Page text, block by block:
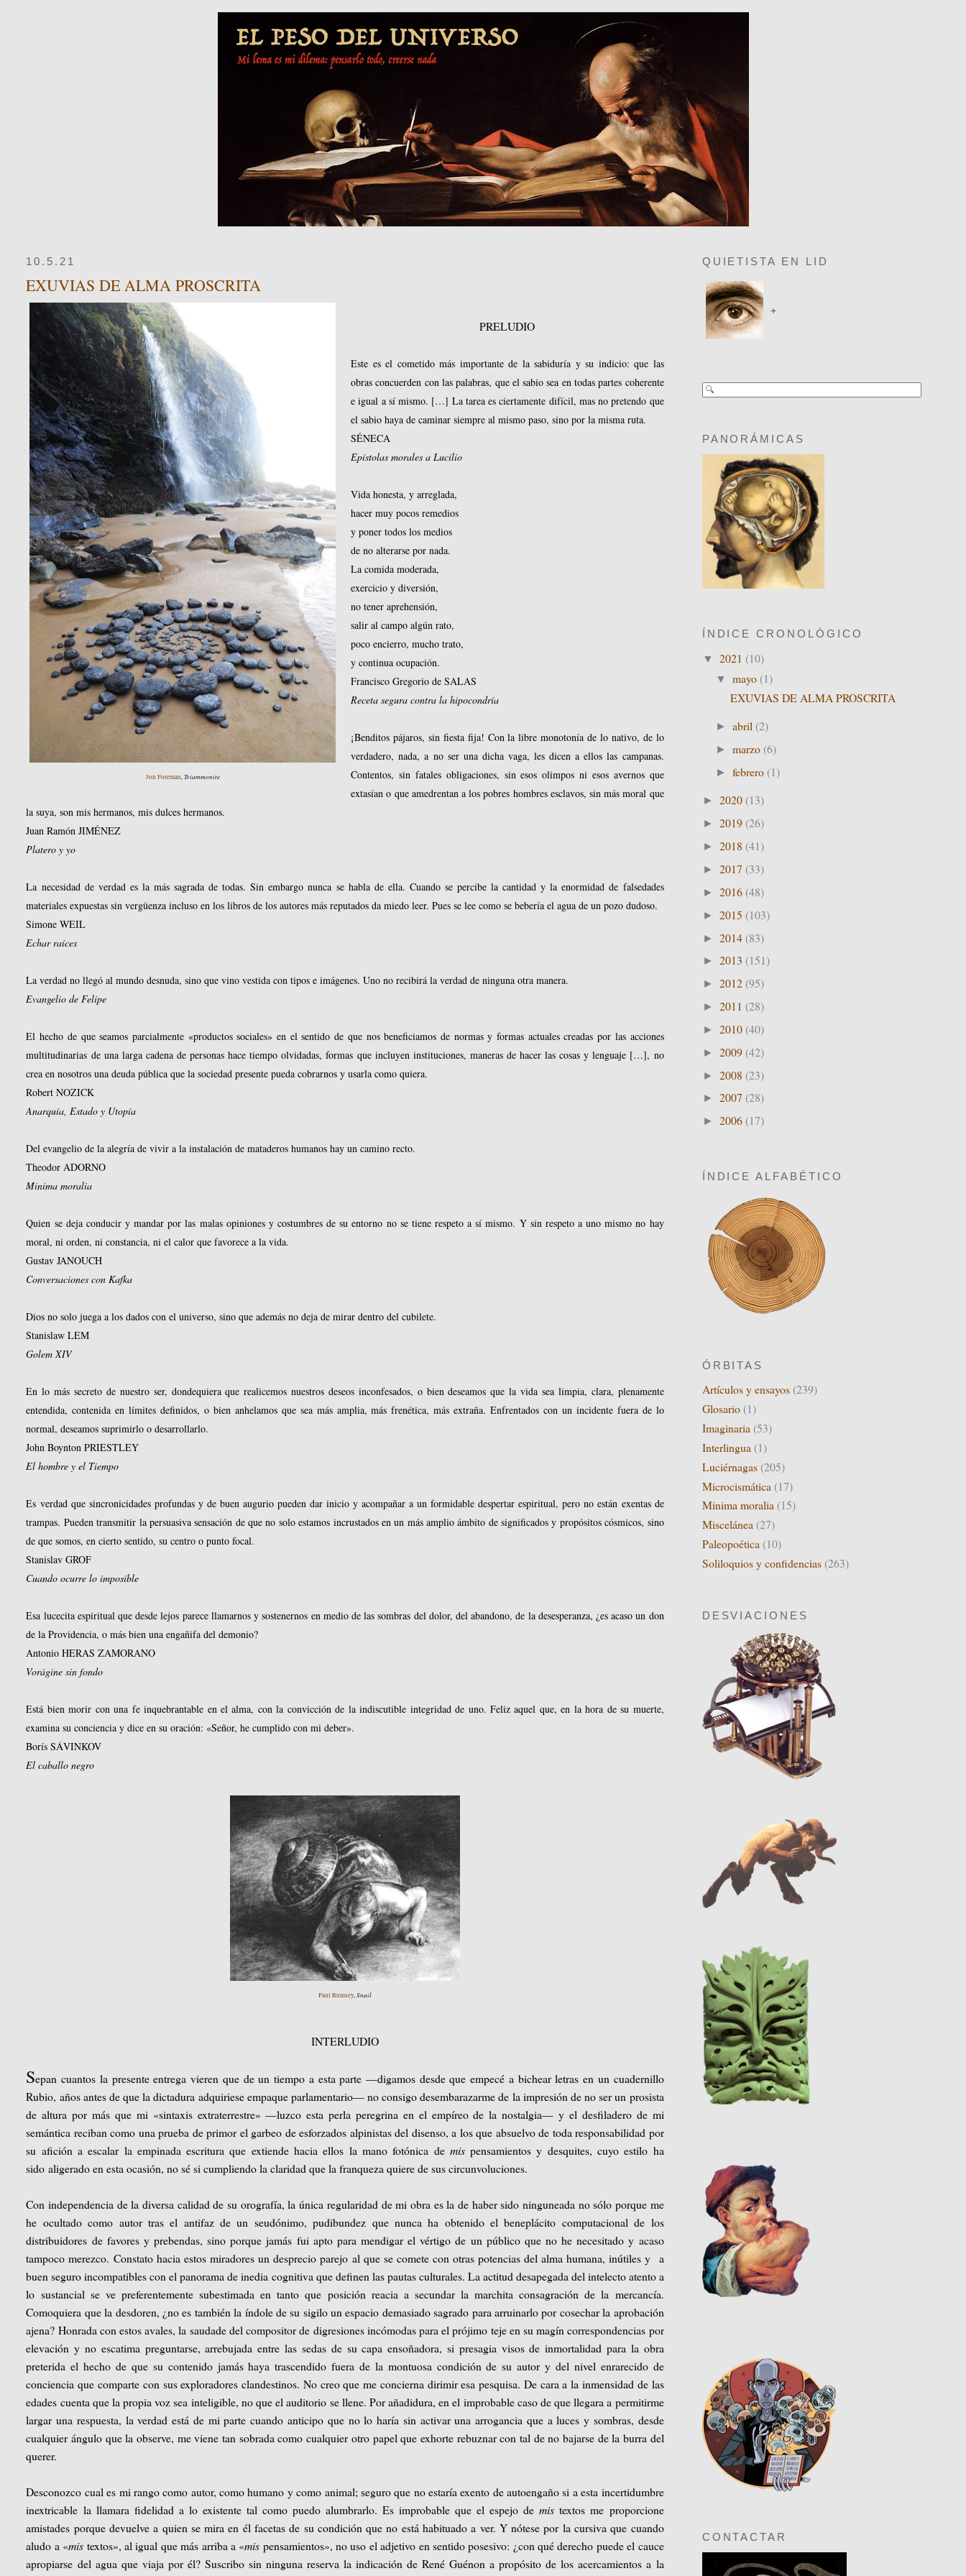
10.5.21
EXUVIAS DE ALMA PROSCRITA
Jon Foreman,Triammonite
PRELUDIO
Este es el cometido más importante de la sabiduría y su indicio: que las
obras concuerden con las palabras, que el sabio sea en todas partes coherente
e igual a sí mismo. […] La tarea es ciertamente difícil, mas no pretendo que
el sabio haya de caminar siempre al mismo paso, sino por la misma ruta.
SÉNECA
Epístolas morales a Lucilio
Vida honesta, y arreglada,
hacer muy pocos remedios
y poner todos los medios
de no alterarse por nada.
La comida moderada,
exercicio y diversión,
no tener aprehensión,
salir al campo algún rato,
poco encierro, mucho trato,
y continua ocupación.
Francisco Gregorio de SALAS
Receta segura contra la hipocondría
¡Benditos pájaros, sin fiesta fija! Con la libre monotonía de lo nativo, de lo
verdadero, nada, a no ser una dicha vaga, les dicen a ellos las campanas.
Contentos, sin fatales obligaciones, sin esos olimpos ni esos avernos que
extasían o que amedrentan a los pobres hombres esclavos, sin más moral que
la suya, son mis hermanos, mis dulces hermanos.
Juan Ramón JIMÉNEZ
Platero y yo
La necesidad de verdad es la más sagrada de todas. Sin embargo nunca se habla de ella. Cuando se percibe la cantidad y la enormidad de falsedades
materiales expuestas sin vergüenza incluso en los libros de los autores más reputados da miedo leer. Pues se lee como se bebería el agua de un pozo dudoso.
Simone WEIL
Echar raíces
La verdad no llegó al mundo desnuda, sino que vino vestida con tipos e imágenes. Uno no recibirá la verdad de ninguna otra manera.
Evangelio de Felipe
El hecho de que seamos parcialmente «productos sociales» en el sentido de que nos beneficiamos de normas y formas actuales creadas por las acciones
multitudinarias de una larga cadena de personas hace tiempo olvidadas, formas que incluyen instituciones, maneras de hacer las cosas y lenguaje […], no
crea en nosotros una deuda pública que la sociedad presente pueda cobrarnos y usarla como quiera.
Robert NOZICK
Anarquía, Estado y Utopía
Del evangelio de la alegría de vivir a la instalación de mataderos humanos hay un camino recto.
Theodor ADORNO
Minima moralia
Quien se deja conducir y mandar por las malas opiniones y costumbres de su entorno no se tiene respeto a sí mismo. Y sin respeto a uno mismo no hay
moral, ni orden, ni constancia, ni el calor que favorece a la vida.
Gustav JANOUCH
Conversaciones con Kafka
Dios no solo juega a los dados con el universo, sino que además no deja de mirar dentro del cubilete.
Stanislaw LEM
Golem XIV
En lo más secreto de nuestro ser, dondequiera que realicemos nuestros deseos inconfesados, o bien deseamos que la vida sea limpia, clara, plenamente
entendida, contenida en límites definidos, o bien anhelamos que sea más amplia, más frenética, más extraña. Enfrentados con un incidente fuera de lo
normal, deseamos suprimirlo o desarrollarlo.
John Boynton PRIESTLEY
El hombre y el Tiempo
Es verdad que sincronicidades profundas y de buen augurio pueden dar inicio y acompañar a un formidable despertar espiritual, pero no están exentas de
trampas. Pueden transmitir la persuasiva sensación de que no solo estamos incrustados en un más amplio ámbito de significados y propósitos cósmicos, sino
de que somos, en cierto sentido, su centro o punto focal.
Stanislav GROF
Cuando ocurre lo imposible
Esa lucecita espiritual que desde lejos parece llamarnos y sostenernos en medio de las sombras del dolor, del abandono, de la desesperanza, ¿es acaso un don
de la Providencia, o más bien una engañifa del demonio?
Antonio HERAS ZAMORANO
Vorágine sin fondo
Está bien morir con una fe inquebrantable en el alma, con la convicción de la indiscutible integridad de uno. Feliz aquel que, en la hora de su muerte,
examina su conciencia y dice en su oración: «Señor, he cumplido con mi deber».
Borís SÁVINKOV
El caballo negro
Paul Rumsey,Snail
INTERLUDIO
Sepan cuantos la presente entrega vieren que de un tiempo a esta parte —digamos desde que empecé a bichear letras en un cuadernillo
Rubio, años antes de que la dictadura adquiriese empaque parlamentario— no consigo desembarazarme de la impresión de no ser un prosista
de altura por más que mi «sintaxis extraterrestre» —luzco esta perla peregrina en el empíreo de la nostalgia— y el desfiladero de mi
semántica reciban como una prueba de primor el garbeo de esforzados alpinistas del disenso, a los que absuelvo de toda responsabilidad por
su afición a escalar la empinada escritura que extiende hacia ellos la mano fotónica de mispensamientos y desquites, cuyo estilo ha
sidoaligerado en esta ocasión, no sé si cumpliendo la claridad que la franqueza quiere de sus circunvoluciones.
Con independencia de la diversa calidad de su orografía, la única regularidad de mi obra es la de haber sido ninguneada no sólo porque me
he ocultado como autor tras el antifaz de un seudónimo, pudibundez que nunca ha obtenido el beneplácito computacional de los
distribuidores de favores y prebendas, sino porque jamás fui apto para mendigar el vértigo de un público que no he necesitado y acaso
tampoco merezco. Constato hacia estos miradores un desprecio parejo al que se comete con otras potencias del alma humana, inútiles y a
buen seguro incompatibles con el panorama de inedia cognitiva que definen las pautas culturales. La actitud desapegada del intelecto atento a
lo sustancial se ve preferentemente subestimada en tanto que posición reacia a secundar la marchita consagración de la mercancía.
Comoquiera que la desdoren, ¿no es también la índole de su sigilo un espacio demasiado sagrado para arruinarlo por cosechar la aprobación
ajena? Honrada con estos avales, la saudade del compositor de digresiones incómodas para el prójimo teje en su magín correspondencias por
elevación y no escatima preguntarse, arrebujada entre las sedas de su capa ensoñadora, si presagia visos de inmortalidad para la obra
preterida el hecho de que su contenido jamás haya trascendido fuera de la montuosa condición de su autor y del nivel enrarecido de
conciencia que comparte con sus exploradores clandestinos. No creo que me concierna dirimir esa pesquisa. De cara a la inmensidad de las
edades cuenta que la propia voz sea inteligible, no que el auditorio se llene. Por añadidura, en el improbable caso de que llegara a permitirme
largar una respuesta, la verdad está de mi parte cuando anticipo que no lo haría sin activar una arrogancia que a luces y sombras, desde
cualquier ángulo que la observe, me viene tan sobrada como cualquier otro papel que exhorte rebuznar con tal de no bajarse de la burra del
querer.
Desconozco cual es mi rango como autor, como humano y como animal; seguro que no estaría exento de autoengaño si a esta incertidumbre
inextricable la llamara fidelidad a lo existente tal como puedo alumbrarlo. Es improbable que el espejo demis textos me proporcione
amistades porque devuelve a quien se mira en él facetas de su condición que no está habituado a ver. Y nótese por la cursiva que cuando
aludo a «mis textos», al igual que más arriba a «mis pensamientos», no uso el adjetivo en sentido posesivo: ¿con qué derecho puede el cauce
apropiarse del agua que viaja por él? Suscribo sin ninguna reserva la indicación de René Guénon a propósito de los acercamientos a la
QUIETISTA EN LID
+
PANORÁMICAS
ÍNDICE CRONOLÓGICO
▼ 2021 (10)
▼mayo (1)
EXUVIAS DE ALMA PROSCRITA
►abril (2)
►marzo (6)
►febrero (1)
► 2020 (13)
► 2019 (26)
► 2018 (41)
► 2017 (33)
► 2016 (48)
► 2015 (103)
► 2014 (83)
► 2013 (151)
► 2012 (95)
► 2011 (28)
► 2010 (40)
► 2009 (42)
► 2008 (23)
► 2007 (28)
► 2006 (17)
ÍNDICE ALFABÉTICO
ÓRBITAS
Artículos y ensayos (239)
Glosario (1)
Imaginaria (53)
Interlingua (1)
Luciérnagas (205)
Microcismática (17)
Minima moralia (15)
Miscelánea (27)
Paleopoética (10)
Soliloquios y confidencias (263)
DESVIACIONES
CONTACTAR